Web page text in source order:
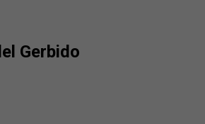
Gerbido